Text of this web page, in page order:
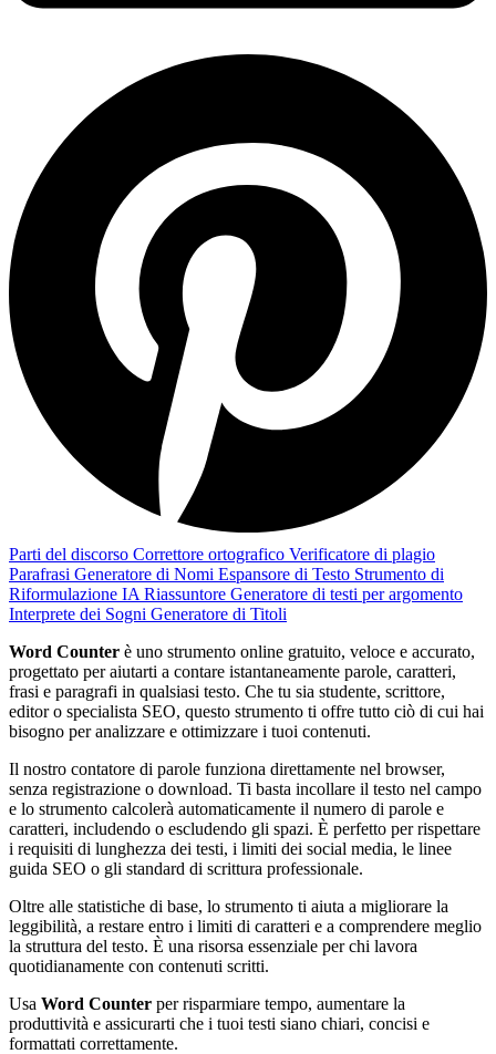
Parti del discorso Correttore ortografico Verificatore di plagio
Parafrasi Generatore di Nomi Espansore di Testo Strumento di
Riformulazione IA Riassuntore Generatore di testi per argomento
Interprete dei Sogni Generatore di Titoli
Word Counter è uno strumento online gratuito, veloce e accurato,
progettato per aiutarti a contare istantaneamente parole, caratteri,
frasi e paragrafi in qualsiasi testo. Che tu sia studente, scrittore,
editor o specialista SEO, questo strumento ti offre tutto ciò di cui hai
bisogno per analizzare e ottimizzare i tuoi contenuti.
Il nostro contatore di parole funziona direttamente nel browser,
senza registrazione o download. Ti basta incollare il testo nel campo
e lo strumento calcolerà automaticamente il numero di parole e
caratteri, includendo o escludendo gli spazi. È perfetto per rispettare
i requisiti di lunghezza dei testi, i limiti dei social media, le linee
guida SEO o gli standard di scrittura professionale.
Oltre alle statistiche di base, lo strumento ti aiuta a migliorare la
leggibilità, a restare entro i limiti di caratteri e a comprendere meglio
la struttura del testo. È una risorsa essenziale per chi lavora
quotidianamente con contenuti scritti.
Usa Word Counter per risparmiare tempo, aumentare la
produttività e assicurarti che i tuoi testi siano chiari, concisi e
formattati correttamente.